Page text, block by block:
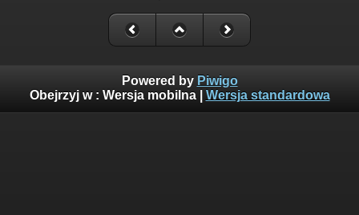
Powered by Piwigo
Obejrzyj w : Wersja mobilna| Wersja standardowa